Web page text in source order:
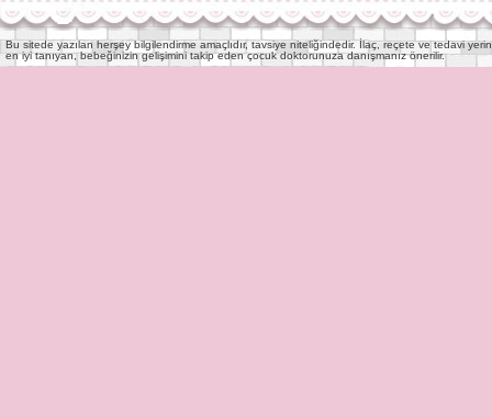
Bu sitede yazılan herşey bilgilendirme amaçlıdır, tavsiye niteliğindedir. İlaç, reçete ve tedavi
en iyi tanıyan, bebeğinizin gelişimini takip eden çocuk doktorunuza danışmanız önerilir.